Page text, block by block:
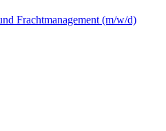
Frachtmanagement (m/w/d)